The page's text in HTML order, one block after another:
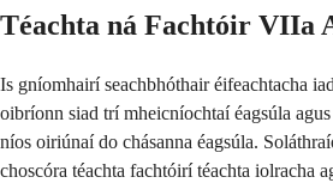
Téachta ná Fachtóir VIIa
Is gníomhairí seachbhóthair éifeachtacha
oibríonn siad trí mheicníochtaí éagsúla
níos oiriúnaí do chásanna éagsúla.
choscóra téachta fachtóirí téachta iolracha